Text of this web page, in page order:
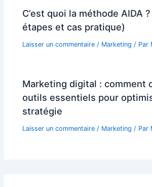
C’est quoi la méthode AIDA
étapes et cas pratique)
Laisser un commentaire / Marketing / Par
Marketing digital : comment
outils essentiels pour
stratégie
Laisser un commentaire / Marketing / Par